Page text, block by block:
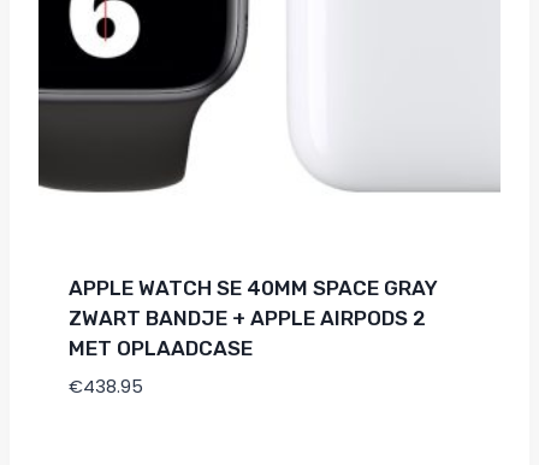
APPLE WATCH SE 40MM SPACE GRAY
ZWART BANDJE + APPLE AIRPODS 2
MET OPLAADCASE
€438.95